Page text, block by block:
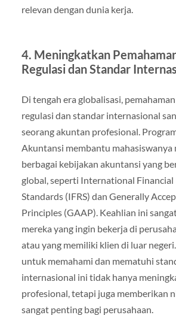
relevan dengan dunia kerja.
4. Meningkatkan
Regulasi dan Standar
Di tengah era globalisasi,
regulasi dan standar internasional
seorang akuntan profesional.
Akuntansi membantu mahasiswanya
berbagai kebijakan akuntansi yang
global, seperti International
Standards (IFRS) dan Generally
Principles (GAAP). Keahlian ini
mereka yang ingin bekerja di
atau yang memiliki klien di luar
untuk memahami dan mematuhi
internasional ini tidak hanya
profesional, tetapi juga memberikan
sangat penting bagi perusahaan.